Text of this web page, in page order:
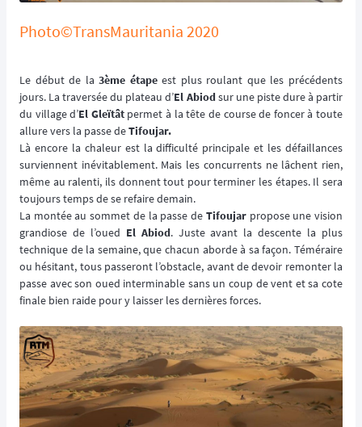
Photo©TransMauritania 2020
Le début de la3ème étapeest plus roulant que les précédents
jours. La traversée du plateau d’El Abiod sur une piste dure à partir
du village d’El Gleïtâtpermet à la tête de course de foncer à toute
allure vers la passe deTifoujar.
Là encore la chaleur est la difficulté principale et les défaillances
surviennent inévitablement. Mais les concurrents ne lâchent rien,
même au ralenti, ils donnent tout pour terminer les étapes. Il sera
toujours temps de se refaire demain.
La montée au sommet de la passe de Tifoujar propose une vision
grandiose de l’oued El Abiod. Juste avant la descente la plus
technique de la semaine, que chacun aborde à sa façon. Téméraire
ou hésitant, tous passeront l’obstacle, avant de devoir remonter la
passe avec son oued interminable sans un coup de vent et sa cote
finale bien raide pour y laisser les dernières forces.